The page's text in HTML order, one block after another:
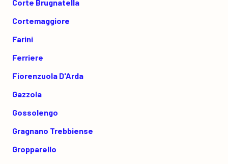
Corte Brugnatella
Cortemaggiore
Farini
Ferriere
Fiorenzuola D'Arda
Gazzola
Gossolengo
Gragnano Trebbiense
Gropparello